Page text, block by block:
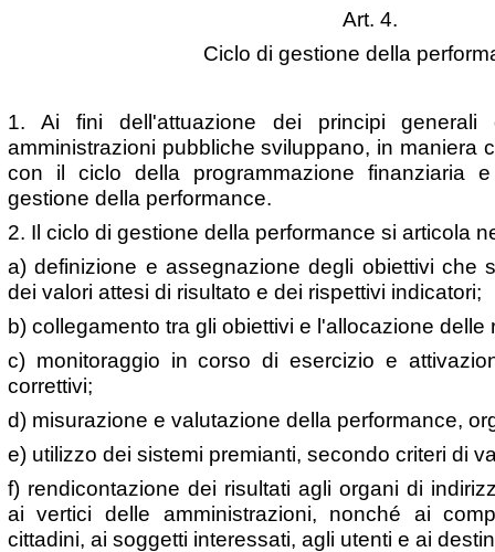
Art. 4.
Ciclo di gestione della
1. Ai fini dell'attuazione dei principi
amministrazioni pubbliche sviluppano, in maniera
con il ciclo della programmazione finanziaria
gestione della performance.
2. Il ciclo di gestione della performance si articola
a) definizione e assegnazione degli obiettivi che
dei valori attesi di risultato e dei rispettivi indicatori;
b) collegamento tra gli obiettivi e l'allocazione delle
c) monitoraggio in corso di esercizio e
correttivi;
d) misurazione e valutazione della performance,
e) utilizzo dei sistemi premianti, secondo criteri di
f) rendicontazione dei risultati agli organi di
ai vertici delle amministrazioni, nonché ai
cittadini, ai soggetti interessati, agli utenti e ai